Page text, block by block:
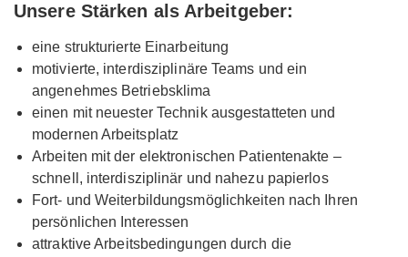
Unsere Stärken als Arbeitgeber:
eine strukturierte Einarbeitung
motivierte, interdisziplinäre Teams und ein
angenehmes Betriebsklima
einen mit neuester Technik ausgestatteten und
modernen Arbeitsplatz
Arbeiten mit der elektronischen Patientenakte –
schnell, interdisziplinär und nahezu papierlos
Fort- und Weiterbildungsmöglichkeiten nach Ihren
persönlichen Interessen
attraktive Arbeitsbedingungen durch die